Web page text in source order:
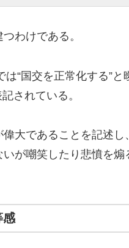
わけである。
“国交を正常化する”と
されている。
大であることを記述し
が嘲笑したり悲憤を煽
感